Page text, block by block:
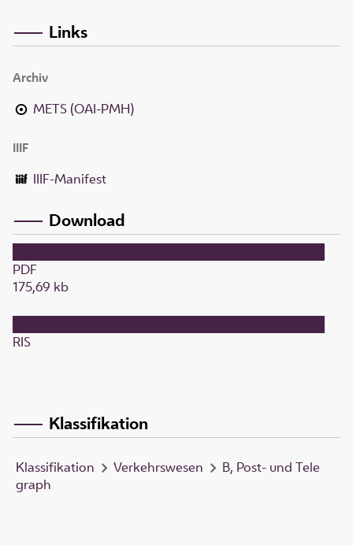
Links
Archiv
METS (OAI-PMH)
IIIF
IIIF-Manifest
Download
PDF
175,69 kb
RIS
Klassifikation
Klassifikation Verkehrswesen
B, Post- und Tele
graph